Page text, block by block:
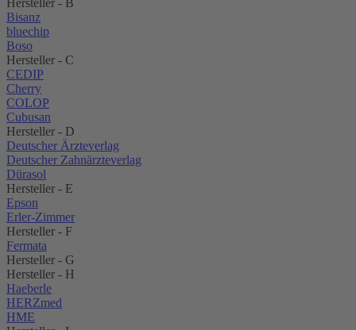
Hersteller - B
Bisanz
bluechip
Boso
Hersteller - C
CEDIP
Cherry
COLOP
Cubusan
Hersteller - D
Deutscher Ärzteverlag
Deutscher Zahnärzteverlag
Dürasol
Hersteller - E
Epson
Erler-Zimmer
Hersteller - F
Fermata
Hersteller - G
Hersteller - H
Haeberle
HERZmed
HME